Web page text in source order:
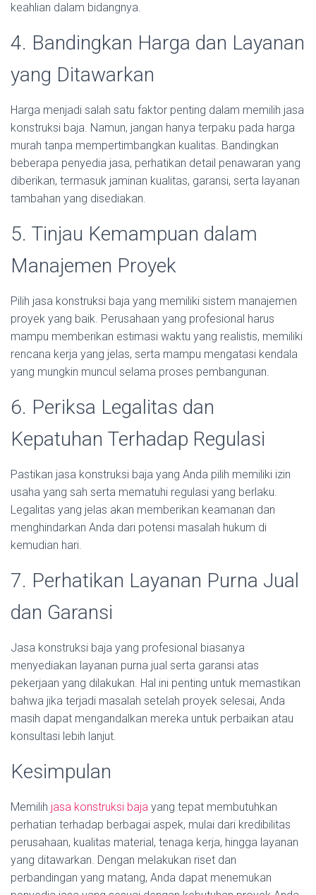
keahlian dalam bidangnya.
4. Bandingkan Harga dan Layanan
yang Ditawarkan
Harga menjadi salah satu faktor penting dalam memilih jasa
konstruksi baja. Namun, jangan hanya terpaku pada harga
murah tanpa mempertimbangkan kualitas. Bandingkan
beberapa penyedia jasa, perhatikan detail penawaran yang
diberikan, termasuk jaminan kualitas, garansi, serta layanan
tambahan yang disediakan.
5. Tinjau Kemampuan dalam
Manajemen Proyek
Pilih jasa konstruksi baja yang memiliki sistem manajemen
proyek yang baik. Perusahaan yang profesional harus
mampu memberikan estimasi waktu yang realistis, memiliki
rencana kerja yang jelas, serta mampu mengatasi kendala
yang mungkin muncul selama proses pembangunan.
6. Periksa Legalitas dan
Kepatuhan Terhadap Regulasi
Pastikan jasa konstruksi baja yang Anda pilih memiliki izin
usaha yang sah serta mematuhi regulasi yang berlaku.
Legalitas yang jelas akan memberikan keamanan dan
menghindarkan Anda dari potensi masalah hukum di
kemudian hari.
7. Perhatikan Layanan Purna Jual
dan Garansi
Jasa konstruksi baja yang profesional biasanya
menyediakan layanan purna jual serta garansi atas
pekerjaan yang dilakukan. Hal ini penting untuk memastikan
bahwa jika terjadi masalah setelah proyek selesai, Anda
masih dapat mengandalkan mereka untuk perbaikan atau
konsultasi lebih lanjut.
Kesimpulan
Memilih jasa konstruksi baja yang tepat membutuhkan
perhatian terhadap berbagai aspek, mulai dari kredibilitas
perusahaan, kualitas material, tenaga kerja, hingga layanan
yang ditawarkan. Dengan melakukan riset dan
perbandingan yang matang, Anda dapat menemukan